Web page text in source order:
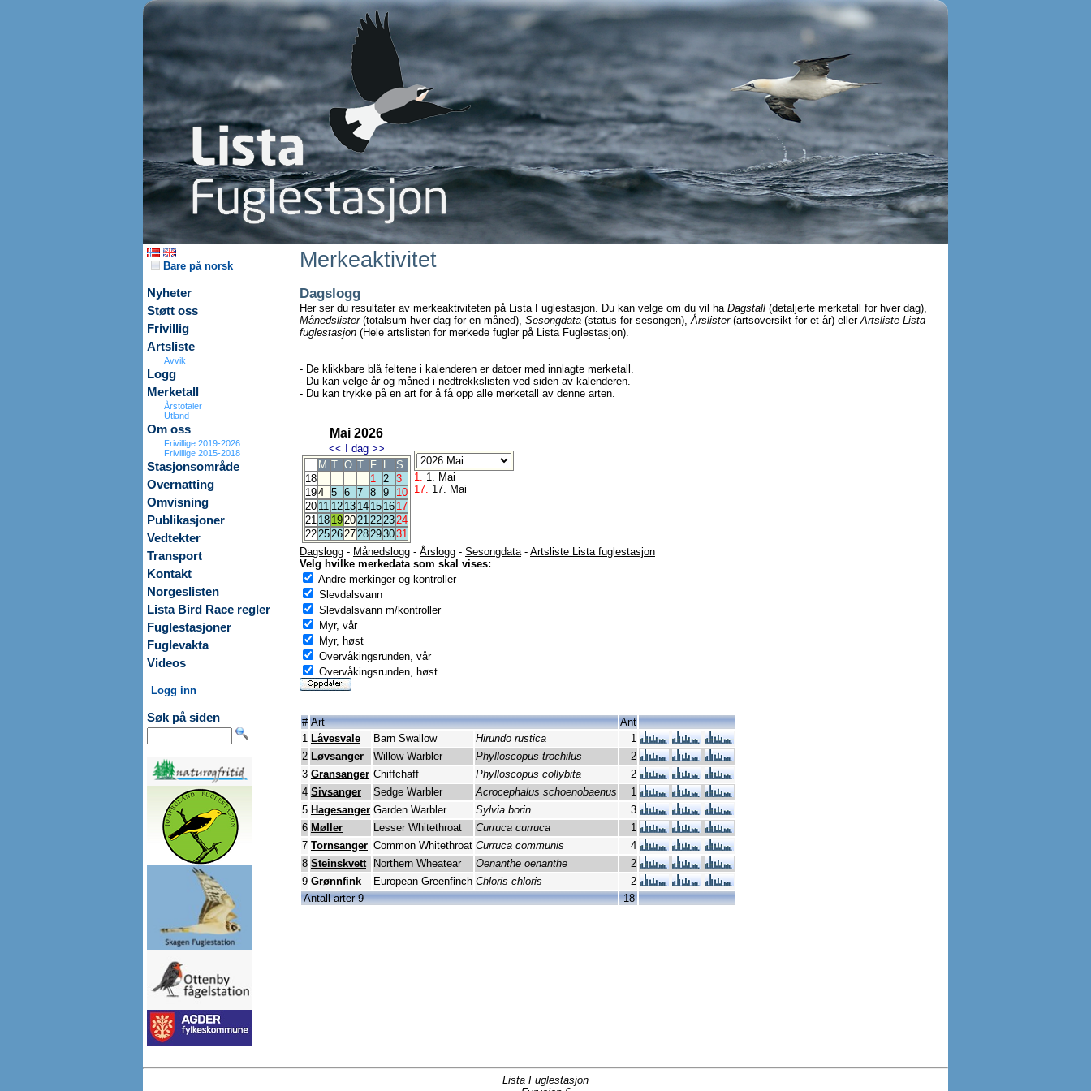
Bare på norsk
Nyheter
Støtt oss
Frivillig
Artsliste
Avvik
Logg
Merketall
Årstotaler
Utland
Om oss
Frivillige 2019-2026
Frivillige 2015-2018
Stasjonsområde
Overnatting
Omvisning
Publikasjoner
Vedtekter
Transport
Kontakt
Norgeslisten
Lista Bird Race regler
Fuglestasjoner
Fuglevakta
Videos
Logg inn
Søk på siden
Merkeaktivitet
Dagslogg
Her ser du resultater av merkeaktiviteten på Lista Fuglestasjon. Du kan velge om du vil ha Dagstall (detaljerte merketall for hver dag),
Månedslister(totalsum hver dag for en måned), Sesongdata (status for sesongen),Årslister(artsoversikt for et år) ellerArtsliste Lista
fuglestasjon (Hele artslisten for merkede fugler på Lista Fuglestasjon).
- De klikkbare blå feltene i kalenderen er datoer med innlagte merketall.
- Du kan velge år og måned i nedtrekkslisten ved siden av kalenderen.
- Du kan trykke på en art for å få opp alle merketall av denne arten.
Mai 2026
<< I dag >>
M T O T F L
S
18
1 2 3
194 5 6 7 8 9
10
20 11 12 13 14 15 16 17
21 18 192021222324
2225262728293031
1. 1. Mai
17. 17. Mai
Dagslogg - Månedslogg - Årslogg - Sesongdata- Artsliste Lista fuglestasjon
Velg hvilke merkedata som skal vises:
Andre merkinger og kontroller
Slevdalsvann
Slevdalsvann m/kontroller
Myr, vår
Myr, høst
Overvåkingsrunden, vår
Overvåkingsrunden, høst
# Art
Ant
1 Låvesvale Barn Swallow Hirundo rustica
1
2 Løvsanger Willow Warbler Phylloscopus trochilus
2
3 Gransanger Chiffchaff Phylloscopus collybita
2
4 Sivsanger Sedge Warbler Acrocephalus schoenobaenus
1
5 Hagesanger Garden Warbler Sylvia borin
3
6 Møller Lesser Whitethroat Curruca curruca
1
7 Tornsanger Common Whitethroat Curruca communis
4
8 Steinskvett Northern Wheatear Oenanthe oenanthe
2
9 Grønnfink European Greenfinch Chloris chloris
2
Antall arter 9
18
Lista Fuglestasjon